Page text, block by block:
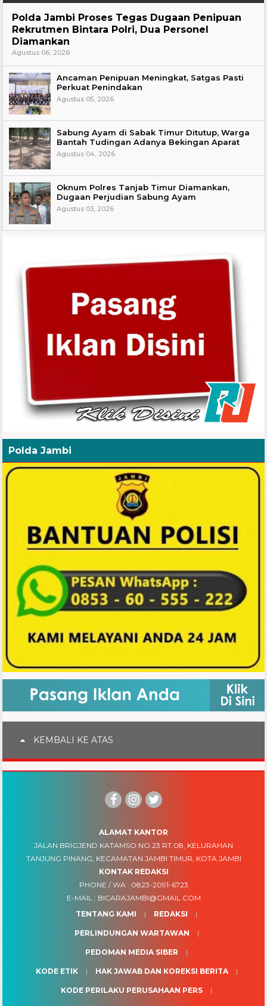
Polda Jambi Proses Tegas Dugaan Penipuan
Rekrutmen Bintara Polri, Dua Personel
Diamankan
Agustus 06, 2026
Ancaman Penipuan Meningkat, Satgas Pasti
Perkuat Penindakan
Agustus 05, 2026
Sabung Ayam di Sabak Timur Ditutup, Warga
Bantah Tudingan Adanya Bekingan Aparat
Agustus 04, 2026
Oknum Polres Tanjab Timur Diamankan,
Dugaan Perjudian Sabung Ayam
Agustus 03, 2026
Polda Jambi
KEMBALI KE ATAS
ALAMAT KANTOR
JALAN BRIGJEND KATAMSO NO.23 RT.08, KELURAHAN
TANJUNG PINANG, KECAMATAN JAMBI TIMUR, KOTA JAMBI
KONTAK REDAKSI
PHONE / WA : 0823-2091-6723
E-MAIL : BICARAJAMBI@GMAIL.COM
TENTANG KAMI
REDAKSI
PERLINDUNGAN WARTAWAN
PEDOMAN MEDIA SIBER
KODE ETIK HAK JAWAB DAN KOREKSI BERITA
KODE PERILAKU PERUSAHAAN PERS